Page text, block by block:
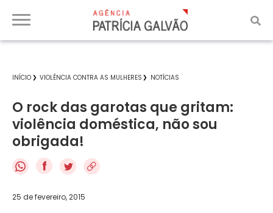
INÍCIO VIOLÊNCIA CONTRA AS MULHERES NOTÍCIAS
O rock das garotas que gritam:
violência doméstica, não sou
obrigada!
f
25 de fevereiro, 2015